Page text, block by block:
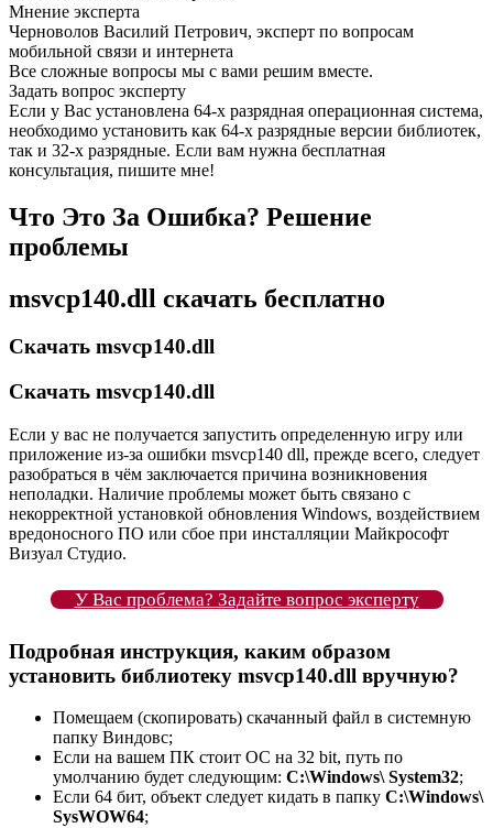
Мнение эксперта
Черноволов Василий Петрович, эксперт по вопросам
мобильной связи и интернета
Все сложные вопросы мы с вами решим вместе.
Задать вопрос эксперту
Если у Вас установлена 64-х разрядная операционная система,
необходимо установить как 64-х разрядные версии библиотек,
так и 32-х разрядные. Если вам нужна бесплатная
консультация, пишите мне!
Что Это За Ошибка? Решение
проблемы
msvcp140.dll скачать бесплатно
Скачать msvcp140.dll
Скачать msvcp140.dll
Если у вас не получается запустить определенную игру или
приложение из-за ошибки msvcp140 dll, прежде всего, следует
разобраться в чём заключается причина возникновения
неполадки. Наличие проблемы может быть связано с
некорректной установкой обновления Windows, воздействием
вредоносного ПО или сбое при инсталляции Майкрософт
Визуал Студио.
У Вас проблема? Задайте вопрос эксперту
Подробная инструкция, каким образом
установить библиотеку msvcp140.dll вручную?
Помещаем (скопировать) скачанный файл в системную
папку Виндовс;
Если на вашем ПК стоит ОС на 32 bit, путь по
умолчанию будет следующим: C:\Windows\ System32;
Если 64 бит, объект следует кидать в папку C:\Windows\
SysWOW64;